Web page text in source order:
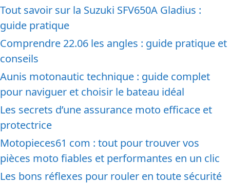
Tout savoir sur la Suzuki SFV650A Gladius :
guide pratique
Comprendre 22.06 les angles : guide pratique et
conseils
Aunis motonautic technique : guide complet
pour naviguer et choisir le bateau idéal
Les secrets d’une assurance moto efficace et
protectrice
Motopieces61 com : tout pour trouver vos
pièces moto fiables et performantes en un clic
Les bons réflexes pour rouler en toute sécurité